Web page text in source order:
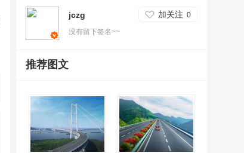
jczg 加关注 0
没有留下签名~~
推荐图文